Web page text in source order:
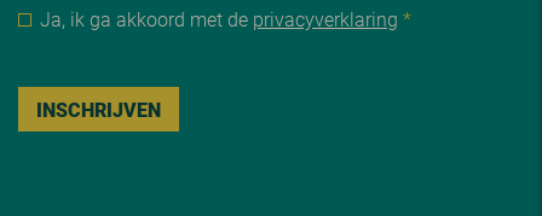
Ja, ik ga akkoord met de privacyverklaring *
INSCHRIJVEN